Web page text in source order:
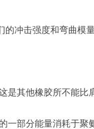
冲击强度和弯曲模
是其他橡胶所不能比
部分能量消耗于